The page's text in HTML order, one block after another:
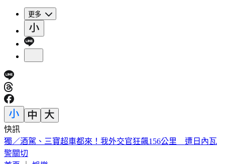
更多
快訊
獨／駐日內瓦代表遭控貪公款、霸凌員工！外交部啟動調查
首頁｜